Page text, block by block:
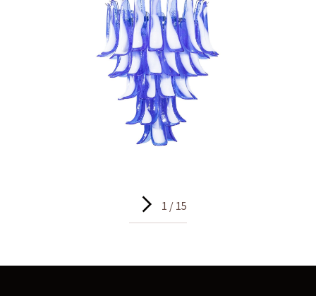
1 / 15